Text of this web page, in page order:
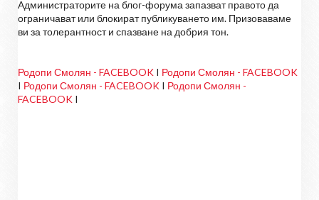
Администраторите на блог-форума запазват правото да
ограничават или блокират публикуването им. Призоваваме
ви за толерантност и спазване на добрия тон.
Родопи Смолян - FACEBOOK I Родопи Смолян - FACEBOOK
I Родопи Смолян - FACEBOOK I Родопи Смолян -
FACEBOOK I